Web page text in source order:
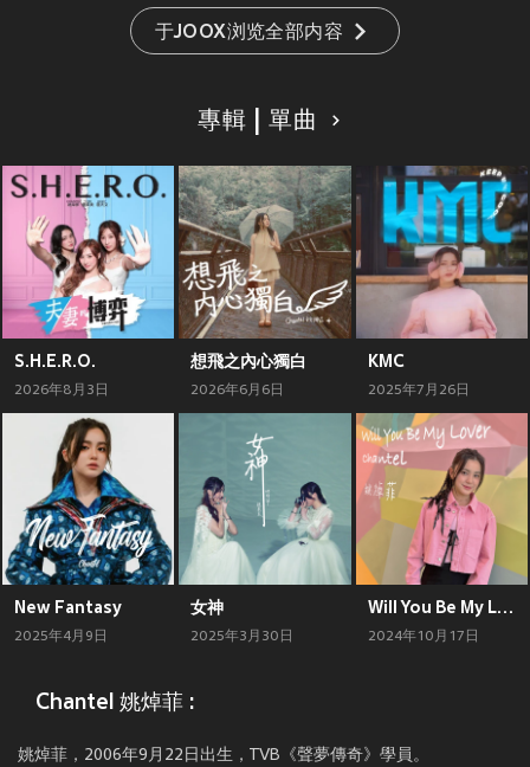
于JOOX浏览全部内容
專輯 | 單曲
S.H.E.R.O.
2026年8月3日
想飛之內心獨白
2026年6月6日
KMC
2025年7月26日
New Fantasy
2025年4月9日
女神
2025年3月30日
Will You Be My Lover
2024年10月17日
Chantel 姚焯菲 :
姚焯菲，2006年9月22日出生，TVB《聲夢傳奇》學員。